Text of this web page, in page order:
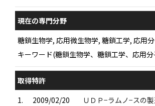
現在の専門分野
糖鎖生物学, 応用微生物学, 糖鎖工学, 応用
キーワード(糖鎖生物学、糖鎖工学、応用
取得特許
1.
2009/02/20
ＵＤＰ−ラムノ−スの